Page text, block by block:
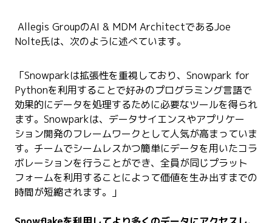
Allegis GroupのAI & MDM ArchitectであるJoe
Nolte氏は、次のように述べています。
「Snowparkは拡張性を重視しており、Snowpark for
Pythonを利用することで好みのプログラミング言語で
効果的にデータを処理するために必要なツールを得られ
ます。Snowparkは、データサイエンスやアプリケー
ション開発のフレームワークとして人気が高まっていま
す。チームでシームレスかつ簡単にデータを用いたコラ
ボレーションを行うことができ、全員が同じプラット
フォームを利用することによって価値を生み出すまでの
時間が短縮されます。」